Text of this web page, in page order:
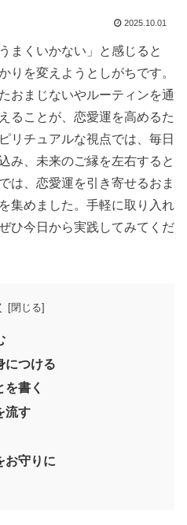
2025.10.01
まくいかない」と感じると
りを変えようとしがちです。
おまじないやルーティンを通
ることが、恋愛運を高めるた
リチュアルな視点では、毎日
み、未来のご縁を左右すると
は、恋愛運を引き寄せるおま
集めました。手軽に取り入れ
ひ今日から実践してみてくだ
につける
書く
流す
お守りに